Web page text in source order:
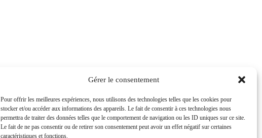
Gérer le consentement
Pour offrir les meilleures expériences, nous utilisons des technologies telles que les cookies pour
stocker et/ou accéder aux informations des appareils. Le fait de consentir à ces technologies nous
permettra de traiter des données telles que le comportement de navigation ou les ID uniques sur ce site.
Le fait de ne pas consentir ou de retirer son consentement peut avoir un effet négatif sur certaines
caractéristiques et fonctions.